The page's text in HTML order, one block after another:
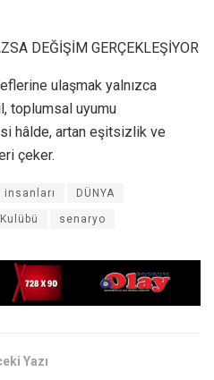
DEĞİŞİM GERÇEKLEŞİYOR
ulaşmak yalnızca
toplumsal uyumu
hâlde, artan eşitsizlik ve
çeker.
insanları DÜNYA
senaryo
Yazı